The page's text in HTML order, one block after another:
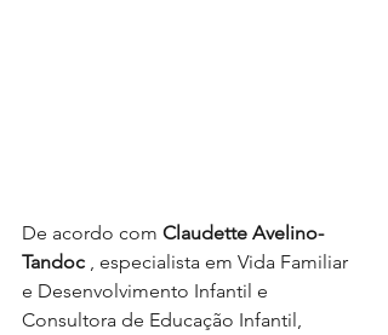
De acordo com Claudette Avelino-
Tandoc , especialista em Vida Familiar
e Desenvolvimento Infantil e
Consultora de Educação Infantil,